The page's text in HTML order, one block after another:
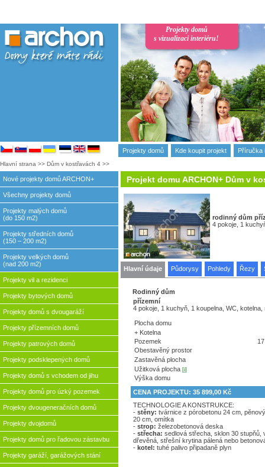
Projekty domů
s vizualizaci interiéru!
Projekty domů Kde koupit projekt Příručka
Hlavní strana >> Dům v kostřavách 4 >>
Nové projekty domů ARCHON+
Všechny projekty domů
Projekty malých domů
(do 150 m2)
Projekty středních domů
(150 – 200 m2)
Projekty velkých domů
(nad 200 m2)
Projekty vil a rezidenci
Projekty bytových domů
Projekty domů s dvougaráží
Projekty přízemních domů
Projekty patrových domů
Projekty podsklepených domů
Projekty domů s vchodem od jihu
Projekty domů pro úzký pozemek
Projekty dvougeneračních domů
Projekty dvojdomů
Projekty domů pro řadovou zástavbu
Projekty garáží, garážových stání
Projekt domu ARCHON+ Dům v
rodinný dům
4 pokoje, 1
Hlavní údaje Půdorysy Pohledy Řezy
Rodinný dům
přízemní
4 pokoje, 1 kuchyň, 1 koupelna, WC, kotelna,
Plocha domu
+ Kotelna
Pozemek
Obestavěný prostor
Zastavěná plocha
Užitková plocha [i]
Výška domu
CENA PROJEKTU: 35 899,00 Kč
TECHNOLOGIE A KONSTRUKCE:
- stěny: tvárnice z pórobetonu 24 cm,
20 cm, omítka
- strop: železobetonová deska
- střecha: sedlová střecha, sklon 30 stupňů,
dřevěná, střešní krytina pálená nebo
- kotel: tuhé palivo připadaně plyn